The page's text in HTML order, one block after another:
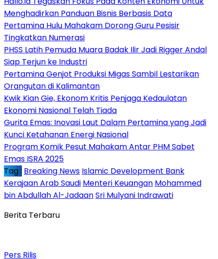
Menghadirkan Panduan Bisnis Berbasis Data
Pertamina Hulu Mahakam Dorong Guru Pesisir
Tingkatkan Numerasi
PHSS Latih Pemuda Muara Badak Ilir Jadi Rigger Andal
Siap Terjun ke Industri
Pertamina Genjot Produksi Migas Sambil Lestarikan
Orangutan di Kalimantan
Kwik Kian Gie, Ekonom Kritis Penjaga Kedaulatan
Ekonomi Nasional Telah Tiada
Gurita Emas: Inovasi Laut Dalam Pertamina yang Jadi
Kunci Ketahanan Energi Nasional
Program Komik Pesut Mahakam Antar PHM Sabet
Emas ISRA 2025
Tag : Breaking News Islamic Development Bank
Kerajaan Arab Saudi Menteri Keuangan Mohammed
bin Abdullah Al-JadaanSri Mulyani Indrawati
Berita Terbaru
Pers Rilis